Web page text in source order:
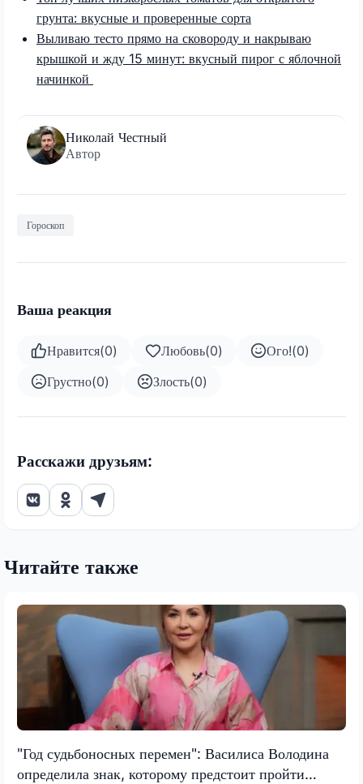
грунта: вкусные и проверенные сорта
Выливаю тесто прямо на сковороду и накрываю
крышкой и жду 15 минут: вкусный пирог с яблочной
начинкой
Николай Честный
Автор
Гороскоп
Ваша реакция
Нравится(0) Любовь(0) Ого!(0)
Грустно(0) Злость(0)
Расскажи друзьям:
Читайте также
"Год судьбоносных перемен": Василиса Володина
определила знак, которому предстоит пройти